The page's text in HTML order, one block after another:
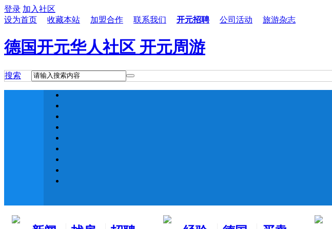
登录 加入社区
设为首页
收藏本站 加盟合作 联系我们 开元招聘 公司活动 旅游杂志
德国开元华人社区 开元周游
搜索